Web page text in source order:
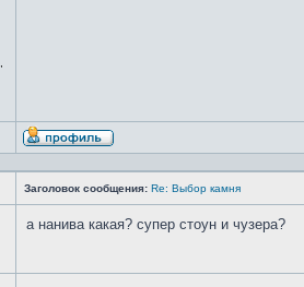
Заголовок сообщения: Re: Выбор камня
а нанива какая? супер стоун и чузера?